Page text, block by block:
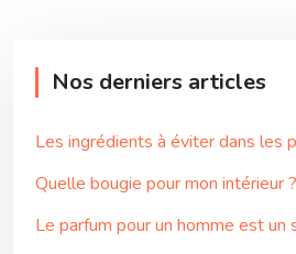
Nos derniers articles
Les ingrédients à éviter dans les
Quelle bougie pour mon intérieur ?
Le parfum pour un homme est un